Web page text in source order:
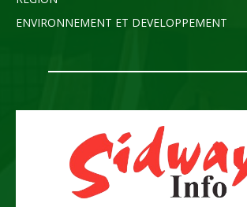
ENVIRONNEMENT ET DEVELOPPEMENT